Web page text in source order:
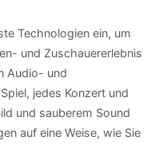
Technologien ein, um
und Zuschauererlebnis
Audio- und
jedes Konzert und
und sauberem Sound
auf eine Weise, wie Sie